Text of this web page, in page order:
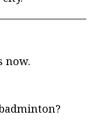
now.
badminton?